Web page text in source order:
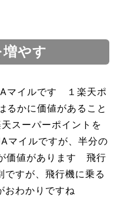
やす
マイルです １楽天ポ
るかに価値があること
スーパーポイントを
マイルですが、半分の
価値があります 飛行
すが、飛行機に乗る
おわかりですね